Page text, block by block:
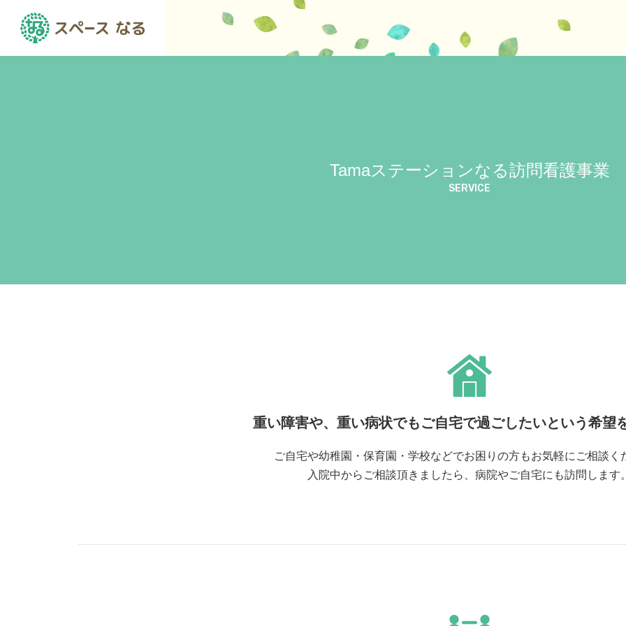
Tamaステーションなる訪問看護事業
SERVICE
重い障害や、重い病状でもご自宅で過ごしたいという希望
ご自宅や幼稚園・保育園・学校などでお困りの方もお気軽にご相談く
入院中からご相談頂きましたら、病院やご自宅にも訪問します。